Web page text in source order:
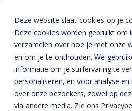
Deze website slaat cookies op je
Deze cookies worden gebruikt om
verzamelen over hoe je met onze
en om je te onthouden. We
informatie om je surfervaring te
personaliseren, en voor analyse
over onze bezoekers, zowel op
via andere media. Zie ons
Producten
Beton
BTE Groep
Home» Producten»Beton
Bloktreden